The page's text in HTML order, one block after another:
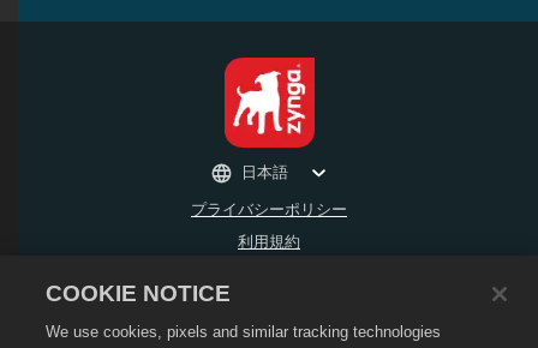
プライバシーポリシー
利用規約
返金ポリシー
Cookieポリシー
日本語
COOKIE NOTICE
We use cookies, pixels and similar tracking technologies